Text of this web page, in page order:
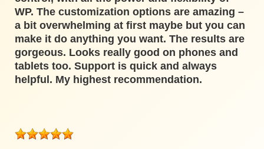
WP. The customization options are amazing –
a bit overwhelming at first maybe but you can
make it do anything you want. The results are
gorgeous. Looks really good on phones and
tablets too. Support is quick and always
helpful. My highest recommendation.